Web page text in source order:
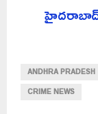
హైదరాబాద్
ANDHRA PRADESH
CRIME NEWS